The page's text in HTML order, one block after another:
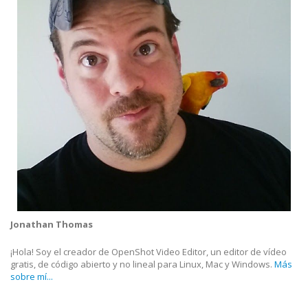
Jonathan Thomas
¡Hola! Soy el creador de OpenShot Video Editor, un editor de vídeo
gratis, de código abierto y no lineal para Linux, Mac y Windows. Más
sobre mí...